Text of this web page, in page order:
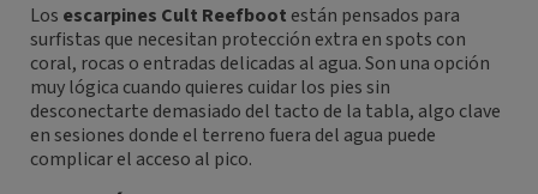
Los escarpines Cult Reefboot están pensados para
surfistas que necesitan protección extra en spots con
coral, rocas o entradas delicadas al agua. Son una opción
muy lógica cuando quieres cuidar los pies sin
desconectarte demasiado del tacto de la tabla, algo clave
en sesiones donde el terreno fuera del agua puede
complicar el acceso al pico.